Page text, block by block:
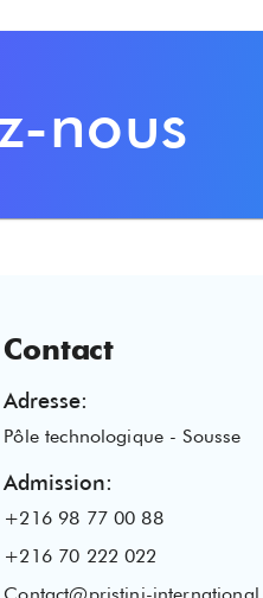
nous
Contact
Adresse:
Pôle technologique - Sousse
Admission:
+216 98 77 00 88
+216 70 222 022
Contact@pristini-